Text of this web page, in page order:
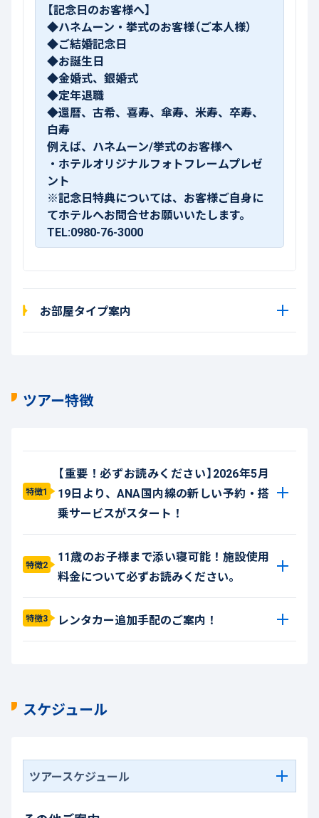
【記念日のお客様へ】
◆ハネムーン・挙式のお客様（ご本人様）
◆ご結婚記念日
◆お誕生日
◆金婚式、銀婚式
◆定年退職
◆還暦、古希、喜寿、傘寿、米寿、卒寿、
白寿
例えば、ハネムーン/挙式のお客様へ
・ホテルオリジナルフォトフレームプレゼ
ント
※記念日特典については、お客様ご自身に
てホテルへお問合せお願いいたします。
TEL:0980-76-3000
お部屋タイプ案内
ツアー特徴
特徴1
【重要！必ずお読みください】2026年5月
19日より、ANA国内線の新しい予約・搭
乗サービスがスタート！
特徴2
11歳のお子様まで添い寝可能！施設使用
料金について必ずお読みください。
特徴3 レンタカー追加手配のご案内！
スケジュール
ツアースケジュール